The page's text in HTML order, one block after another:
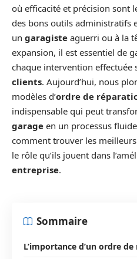
où efficacité et précision sont
des bons outils administratifs
un garagiste aguerri ou à la
expansion, il est essentiel de
chaque intervention effectuée
clients. Aujourd’hui, nous
modèles d’ordre de
indispensable qui peut
garage en un processus
comment trouver les
le rôle qu’ils jouent dans
entreprise.
Sommaire
L’importance d’un ordre